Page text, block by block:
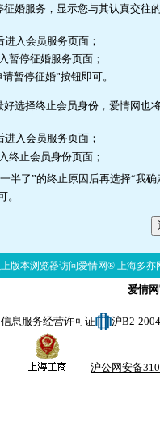
婚服务，显示您与其认真交往
进入会员服务页面；
暂停征婚服务页面；
暂停征婚”按钮即可。
选择终止会员身份，爱情网也
进入会员服务页面；
终止会员身份页面；
半了”的终止原因后再选择“我
。
版本浏览器访问爱情网® 上海多亦
爱情网
息服务经营许可证 沪B2-
沪公网安备